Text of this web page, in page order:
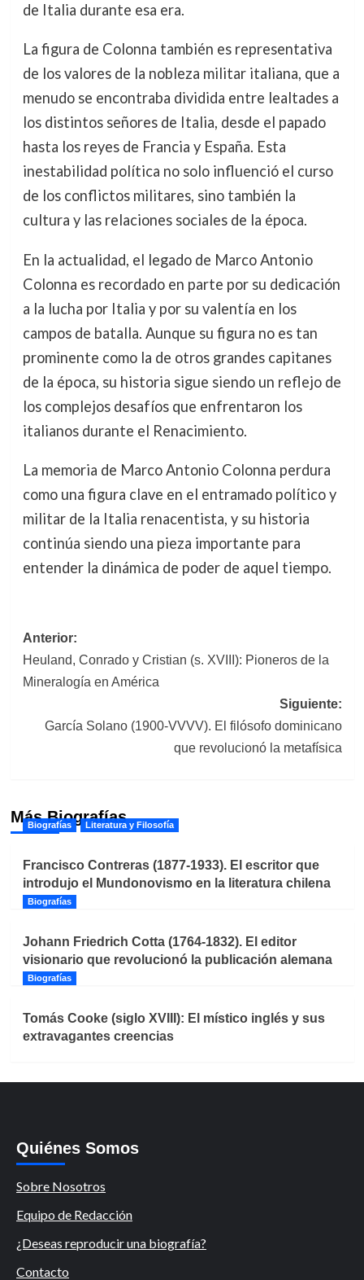
de Italia durante esa era.
La figura de Colonna también es representativa
de los valores de la nobleza militar italiana, que a
menudo se encontraba dividida entre lealtades a
los distintos señores de Italia, desde el papado
hasta los reyes de Francia y España. Esta
inestabilidad política no solo influenció el curso
de los conflictos militares, sino también la
cultura y las relaciones sociales de la época.
En la actualidad, el legado de Marco Antonio
Colonna es recordado en parte por su dedicación
a la lucha por Italia y por su valentía en los
campos de batalla. Aunque su figura no es tan
prominente como la de otros grandes capitanes
de la época, su historia sigue siendo un reflejo de
los complejos desafíos que enfrentaron los
italianos durante el Renacimiento.
La memoria de Marco Antonio Colonna perdura
como una figura clave en el entramado político y
militar de la Italia renacentista, y su historia
continúa siendo una pieza importante para
entender la dinámica de poder de aquel tiempo.
Navegación
de
entradas
Anterior:
Heuland, Conrado y Cristian (s. XVIII): Pioneros de la
Mineralogía en América
Siguiente:
García Solano (1900-VVVV). El filósofo dominicano
que revolucionó la metafísica
Más Biografías
Biografías Literatura y Filosofía
Francisco Contreras (1877-1933). El escritor que
introdujo el Mundonovismo en la literatura chilena
Biografías
Johann Friedrich Cotta (1764-1832). El editor
visionario que revolucionó la publicación alemana
Biografías
Tomás Cooke (siglo XVIII): El místico inglés y sus
extravagantes creencias
Quiénes Somos
Sobre Nosotros
Equipo de Redacción
¿Deseas reproducir una biografía?
Contacto